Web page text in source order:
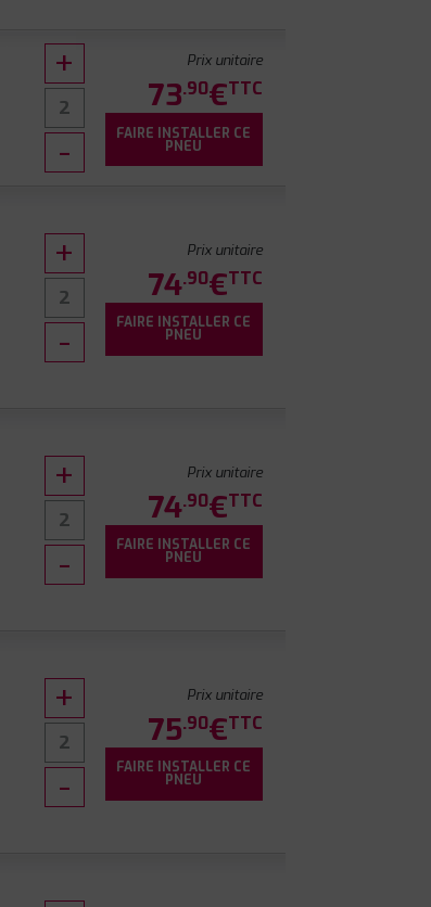
Prix unitaire
73.90€TTC
FAIRE INSTALLER CE
PNEU
Prix unitaire
74.90€TTC
FAIRE INSTALLER CE
PNEU
Prix unitaire
74.90€TTC
FAIRE INSTALLER CE
PNEU
Prix unitaire
75.90€TTC
FAIRE INSTALLER CE
PNEU